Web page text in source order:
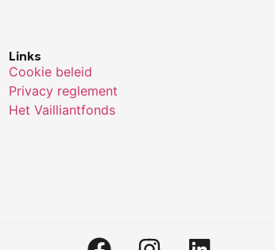
Links
Cookie beleid
Privacy reglement
Het Vailliantfonds